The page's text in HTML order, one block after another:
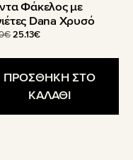
Φάκελος με
Dana Χρυσό
€Original
was:
35.90€.
25.13€Η
τιμή
είναι:
ΠΡΟΣΘΗΚΗ ΣΤΟ
ΚΑΛΑΘΙ